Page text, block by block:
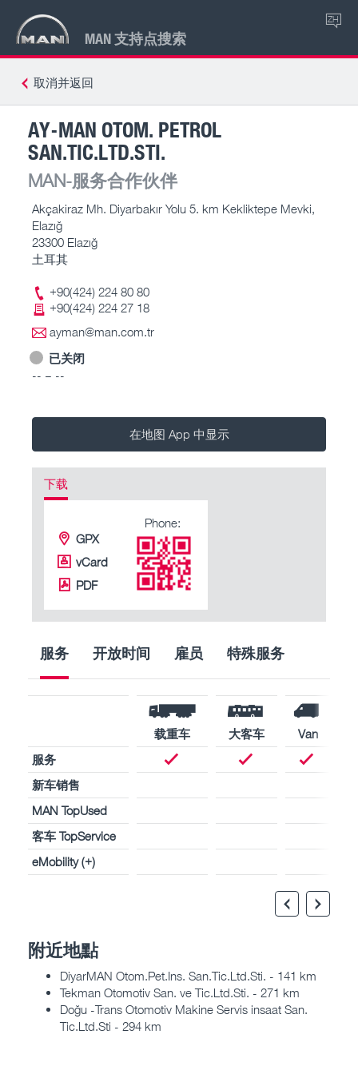
MAN 支持点搜索
ZH
取消并返回
AY-MAN OTOM. PETROL
SAN.TIC.LTD.STI.
MAN-服务合作伙伴
Akçakiraz Mh. Diyarbakır Yolu 5. km Kekliktepe Mevki,
Elazığ
23300 Elazığ
土耳其
+90(424) 224 80 80
+90(424) 224 27 18
ayman@man.com.tr
已关闭
-- – --
在地图 App 中显示
下载
GPX
vCard
PDF
Phone:
服务 开放时间 雇员 特殊服务
载重车 大客车
Van
服务
新车销售
MAN TopUsed
客车 TopService
eMobility (+)
附近地點
DiyarMAN Otom.Pet.Ins. San.Tic.Ltd.Sti. - 141 km
Tekman Otomotiv San. ve Tic.Ltd.Sti. - 271 km
Doğu -Trans Otomotiv Makine Servis insaat San.
Tic.Ltd.Sti - 294 km